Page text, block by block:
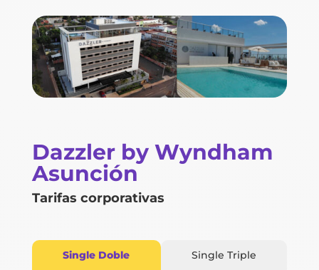
Dazzler by Wyndham
Asunción
Tarifas corporativas
Single Doble Single Triple